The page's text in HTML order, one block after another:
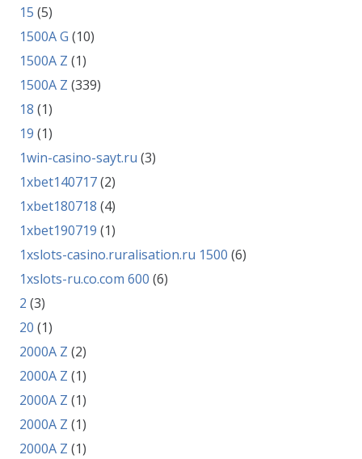
15 (5)
1500A G (10)
1500A Z (1)
1500A Z (339)
18 (1)
19 (1)
1win-casino-sayt.ru (3)
1xbet140717(2)
1xbet180718 (4)
1xbet190719 (1)
1xslots-casino.ruralisation.ru 1500 (6)
1xslots-ru.co.com 600 (6)
2 (3)
20 (1)
2000A Z (2)
2000A Z (1)
2000A Z (1)
2000A Z (1)
2000A Z (1)